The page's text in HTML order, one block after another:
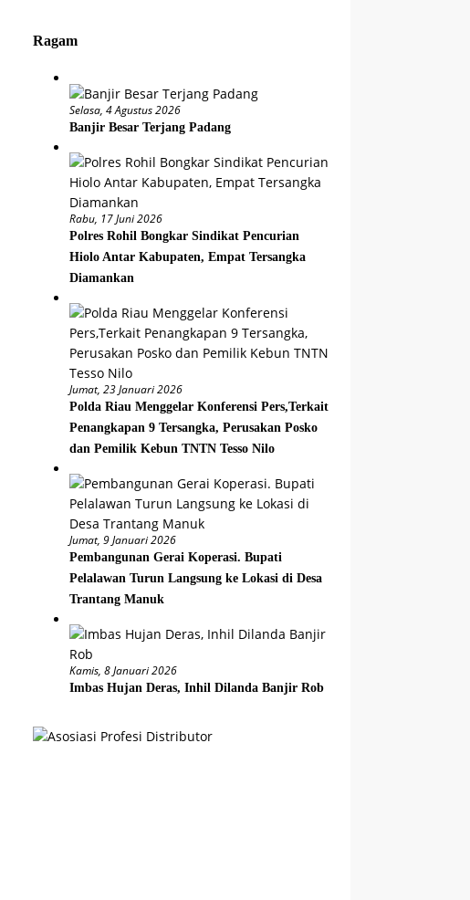
Ragam
Selasa, 4 Agustus 2026
Banjir Besar Terjang Padang
Rabu, 17 Juni 2026
Polres Rohil Bongkar Sindikat Pencurian
Hiolo Antar Kabupaten, Empat Tersangka
Diamankan
Jumat, 23 Januari 2026
Polda Riau Menggelar Konferensi Pers,Terkait
Penangkapan 9 Tersangka, Perusakan Posko
dan Pemilik Kebun TNTN Tesso Nilo
Jumat, 9 Januari 2026
Pembangunan Gerai Koperasi. Bupati
Pelalawan Turun Langsung ke Lokasi di Desa
Trantang Manuk
Kamis, 8 Januari 2026
Imbas Hujan Deras, Inhil Dilanda Banjir Rob